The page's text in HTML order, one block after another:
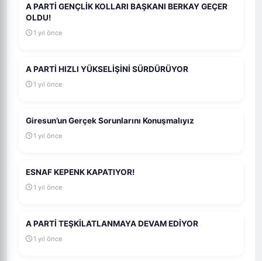
A PARTİ GENÇLİK KOLLARI BAŞKANI BERKAY GEÇER
OLDU!
1 yıl önce
A PARTİ HIZLI YÜKSELİŞİNİ SÜRDÜRÜYOR
1 yıl önce
Giresun’un Gerçek Sorunlarını Konuşmalıyız
1 yıl önce
ESNAF KEPENK KAPATIYOR!
1 yıl önce
A PARTİ TEŞKİLATLANMAYA DEVAM EDİYOR
1 yıl önce